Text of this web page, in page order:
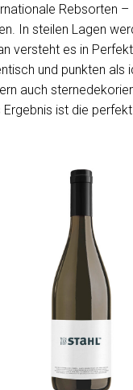
Rebsorten
In steilen Lagen
versteht es in
und punkten als
auch
ist die